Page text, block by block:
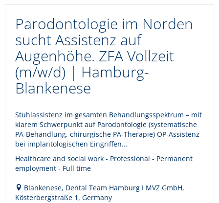
Parodontologie im Norden
sucht Assistenz auf
Augenhöhe. ZFA Vollzeit
(m/w/d) | Hamburg-
Blankenese
Stuhlassistenz im gesamten Behandlungsspektrum – mit
klarem Schwerpunkt auf Parodontologie (systematische
PA-Behandlung, chirurgische PA-Therapie) OP-Assistenz
bei implantologischen Eingriffen...
Healthcare and social work - Professional - Permanent
employment - Full time
Blankenese, Dental Team Hamburg I MVZ GmbH,
Kösterbergstraße 1, Germany